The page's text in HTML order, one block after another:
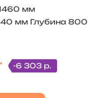
мм
мм Глубина 800
-6 303 р.